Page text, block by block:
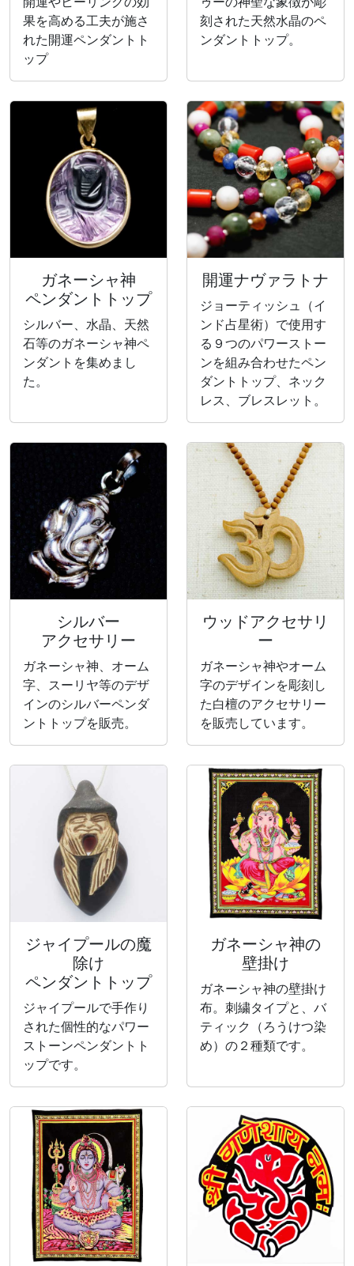
果を高める工夫が施さ
れた開運ペンダントト
ップ
刻された天然水晶のペ
ンダントトップ。
ガネーシャ神
ペンダントトップ
シルバー、水晶、天然
石等のガネーシャ神ペ
ンダントを集めまし
た。
開運ナヴァラトナ
ジョーティッシュ（イ
ンド占星術）で使用す
る９つのパワーストー
ンを組み合わせたペン
ダントトップ、ネック
レス、ブレスレット。
シルバー
アクセサリー
ガネーシャ神、オーム
字、スーリヤ等のデザ
インのシルバーペンダ
ントトップを販売。
ウッドアクセサリ
ー
ガネーシャ神やオーム
字のデザインを彫刻し
た白檀のアクセサリー
を販売しています。
ジャイプールの魔
除け
ペンダントトップ
ジャイプールで手作り
された個性的なパワー
ストーンペンダントト
ップです。
ガネーシャ神の
壁掛け
ガネーシャ神の壁掛け
布。刺繍タイプと、バ
ティック（ろうけつ染
め）の２種類です。